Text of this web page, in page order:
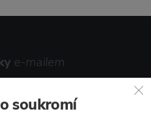
e-mailem
soukromí